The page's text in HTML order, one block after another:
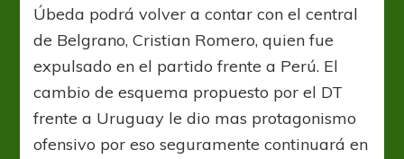
Úbeda podrá volver a contar con el central
de Belgrano, Cristian Romero, quien fue
expulsado en el partido frente a Perú. El
cambio de esquema propuesto por el DT
frente a Uruguay le dio mas protagonismo
ofensivo por eso seguramente continuará en